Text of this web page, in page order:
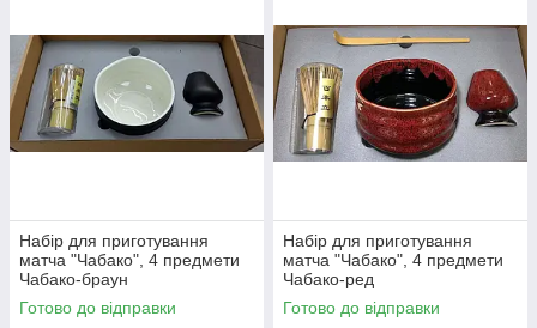
Набір для приготування
матча "Чабако", 4 предмети
Чабако-браун
Готово до відправки
Набір для приготування
матча "Чабако", 4 предмети
Чабако-ред
Готово до відправки